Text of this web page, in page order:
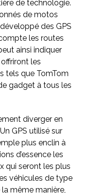
de technologie.
de motos
des GPS
les routes
ainsi indiquer
les
tels que TomTom
gadget à tous les
diverger en
GPS utilisé sur
plus enclin à
d’essence les
qui seront les plus
véhicules de type
même manière,